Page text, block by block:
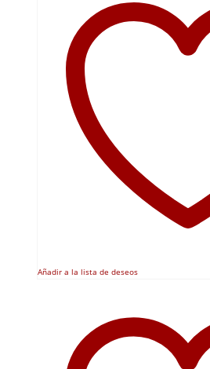
Añadir a la lista de deseos